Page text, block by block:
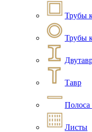
Трубы
Трубы
Тавр
Листы